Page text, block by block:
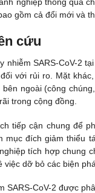
gồm cả đổi mới và
cứu
nhiễm SARS-CoV-2
với rủi ro. Mặt
ngoài (công
trong cộng đồng.
tiếp cận chung để
mục đích giảm thiểu
tích hợp chung
dỡ bỏ các biện
SARS-CoV-2 được